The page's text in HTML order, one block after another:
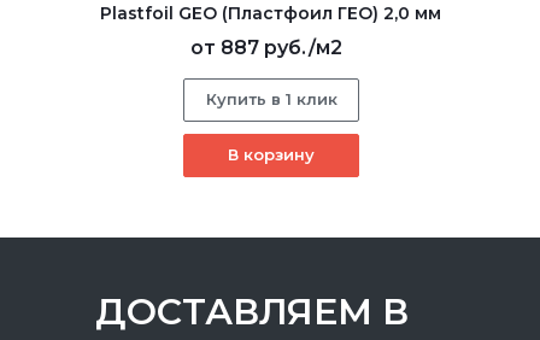
Plastfoil GEO (Пластфоил ГЕО) 2,0 мм
от 887 руб./м2
Купить в 1 клик
В корзину
ДОСТАВЛЯЕМ В